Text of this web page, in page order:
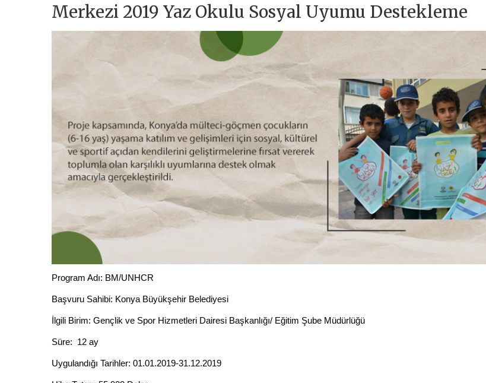
Merkezi 2019 Yaz Okulu Sosyal Uyumu Destekleme
Program Adı: BM/UNHCR
Başvuru Sahibi: Konya Büyükşehir Belediyesi
İlgili Birim: Gençlik ve Spor Hizmetleri Dairesi Başkanlığı/ Eğitim Şube Müdürlüğü
Süre: 12 ay
Uygulandığı Tarihler: 01.01.2019-31.12.2019